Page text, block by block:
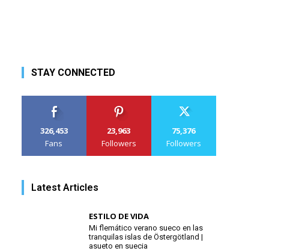
STAY CONNECTED
326,453
Fans
23,963
Followers
75,376
Followers
Latest Articles
ESTILO DE VIDA
Mi flemático verano sueco en las
tranquilas islas de Östergötland |
asueto en suecia